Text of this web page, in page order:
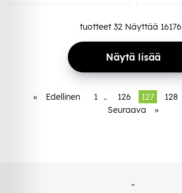
tuotteet 32 Näyttää 16176
Näytä lisää
« Edellinen 1 .. 126 127 128
Seuraava
»
"